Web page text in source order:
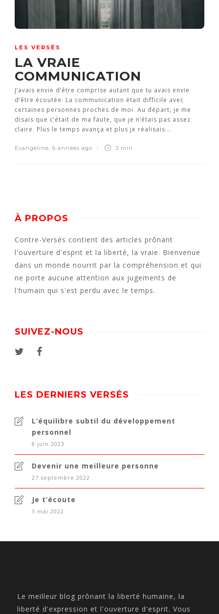
LES VERSÉS
LA VRAIE
COMMUNICATION
J’avais envie d’être comprise autant que tu avais envie
d’être écoutée. La communication était difficile avec
certaines personnes proches de moi. Au départ, je me
disais que c’était de ma faute, que je n’étais pas assez
claire. Plus le temps avança et plus je réalisais...
Evangeline 6 années ago 3 min
À PROPOS
Contre-Versés contient des articles prônant
l'ouverture d'esprit et la liberté, la vraie. Bienvenue
dans un monde nourrit par la compréhension et qui
ne porte aucune attention aux jugements de
l'humain qui s'est perdu avec le temps.
SUIVEZ-NOUS
LES DERNIERS VERSÉS
L’équilibre subtil du développement
personnel
8 juin 2023
Devenir une meilleure personne
27 septembre 2022
Je t’écoute
3 mai 2022
Le meilleur blog prônant la liberté humaine, la
liberté d'expression et l'ouverture d'esprit. Vous